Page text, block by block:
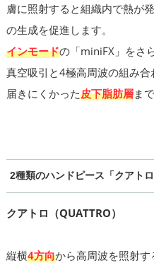
膚に照射すると組織内で熱が
の生成を促進します。
インモードの「miniFX」をさ
真空吸引と4極高周波の組み
届きにくかった皮下脂肪層ま
2種類のハンドピース「クアトロ
クアトロ（QUATTRO）
縦横4方向から高周波を照射す